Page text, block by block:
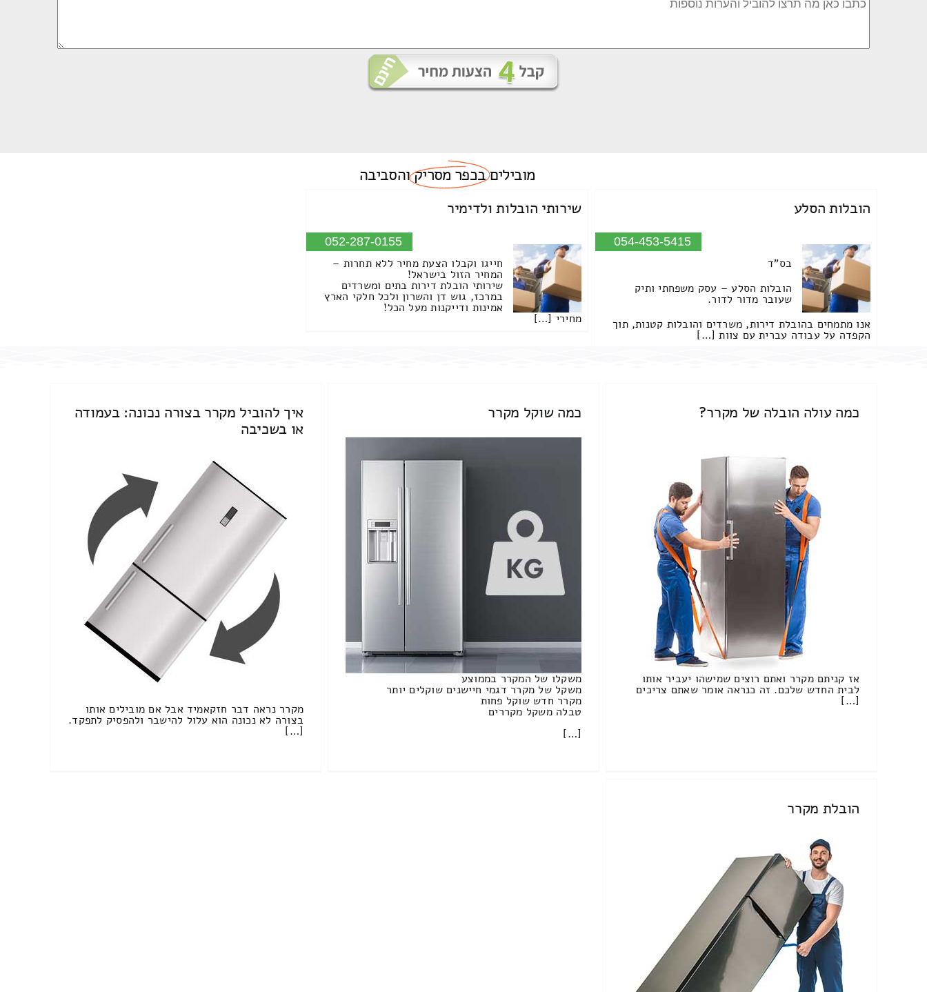
מוביליםבכפר מסריקוהסביבה
הובלות הסלע
054-453-5415
בס"ד
הובלות הסלע – עסק משפחתי ותיק
שעובר מדור לדור.
אנו מתמחים בהובלת דירות, משרדים והובלות קטנות, תוך
הקפדה על עבודה עברית עם צוות […]
שירותי הובלות ולדימיר
052-287-0155
חייגו וקבלו הצעת מחיר ללא תחרות –
המחיר הזול בישראל!
שירותי הובלת דירות בתים ומשרדים
במרכז, גוש דן והשרון ולכל חלקי הארץ
אמינות ודייקנות מעל הכל!
מחירי […]
כמה עולה הובלה של מקרר?
אז קניתם מקרר ואתם רוצים שמישהו יעביר אותו
לבית החדש שלכם. זה כנראה אומר שאתם צריכים
[…]
כמה שוקל מקרר
משקלו של המקרר בממוצע
משקל של מקרר דגמי חיישנים שוקלים יותר
מקרר חדש שוקל פחות
טבלה משקל מקררים
[…]
איך להוביל מקרר בצורה נכונה: בעמודה
או בשכיבה
מקרר נראה דבר חזקאמיד אבל אם מובילים אותו
בצורה לא נכונה הוא עלול להישבר ולהפסיק לתפקד.
[…]
הובלת מקרר